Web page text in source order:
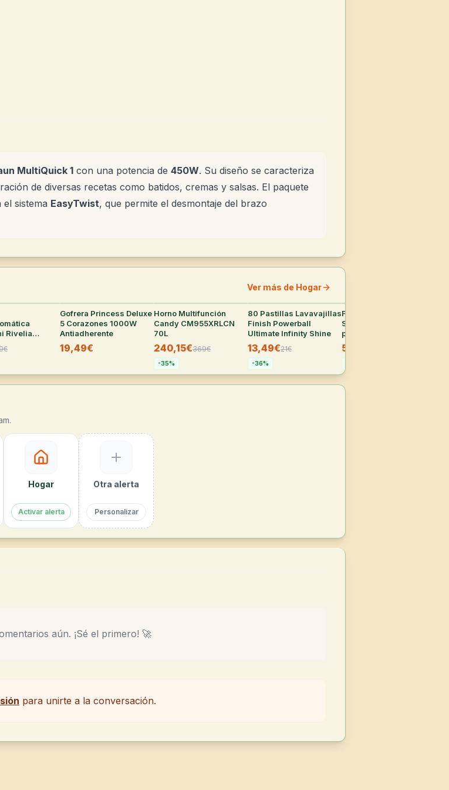
MultiQuick 1 con una potencia de 450W. Su diseño se caracteriza
de diversas recetas como batidos, cremas y salsas. El paquete
sistema EasyTwist, que permite el desmontaje del brazo
Ver más de Hogar
Rivelia
tecnología
€
30°
Gofrera Princess Deluxe
5 Corazones 1000W
Antiadherente
19,49€
Horno Multifunción
Candy CM955XRLCN
70L
240,15€369€
-35%
27°
80 Pastillas Lavavajillas
Finish Powerball
Ultimate Infinity Shine
13,49€21€
-36%
Funda de Masaje
Shiatsu Medisana MCN
para Espalda y Cuello
59,95€
Hogar
Activar alerta
Otra alerta
Personalizar
aún. ¡Sé el primero! 🚀
para unirte a la conversación.